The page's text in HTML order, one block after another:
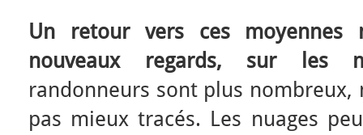
Un retour vers ces moyennes
nouveaux regards, sur les
randonneurs sont plus nombreux,
pas mieux tracés. Les nuages